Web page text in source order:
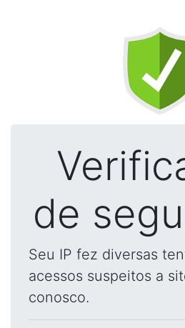
de
Seu IP fez diversas
acessos suspeitos a
conosco.